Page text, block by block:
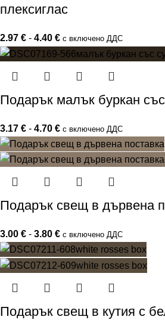
плексиглас
2.97 € - 4.40 € с включено ДДС
Подарък малък буркан
3.17 € - 4.70 € с включено ДДС
Подарък свещ в дървена
3.00 € - 3.80 € с включено ДДС
Подарък свещ в кутия с